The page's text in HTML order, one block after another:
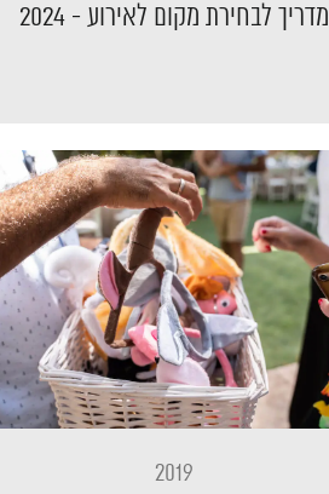
מדריך לבחירת מקום לאירוע - 2024
2019